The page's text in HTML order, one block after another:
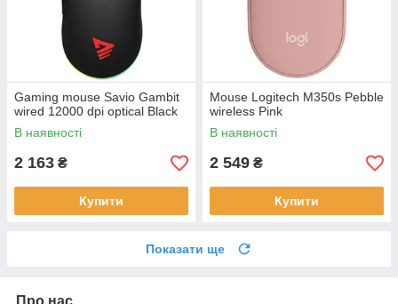
Gaming mouse Savio Gambit
wired 12000 dpi optical Black
В наявності
2 163 ₴
Купити
Mouse Logitech M350s Pebble
wireless Pink
В наявності
2 549 ₴
Купити
Показати ще